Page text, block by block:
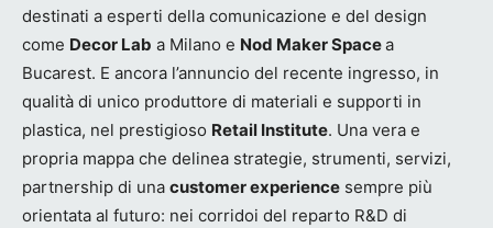
destinati a esperti della comunicazione e del design
come Decor Lab a Milano e Nod Maker Spacea
Bucarest. E ancora l’annuncio del recente ingresso, in
qualità di unico produttore di materiali e supporti in
plastica, nel prestigioso Retail Institute. Una vera e
propria mappa che delinea strategie, strumenti, servizi,
partnership di una customer experience sempre più
orientata al futuro: nei corridoi del reparto R&D di